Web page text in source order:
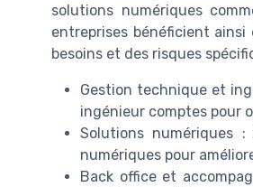
solutions numériques
entreprises bénéficient
besoins et des risques
Gestion technique et
ingénieur comptes pour
Solutions numériques
numériques pour
Back office et